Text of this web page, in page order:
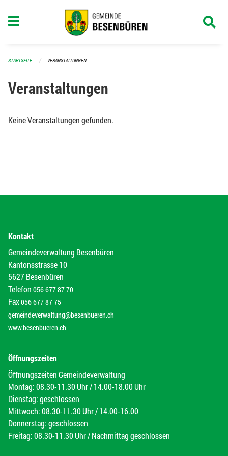
STARTSEITE VERANSTALTUNGEN
Veranstaltungen
Keine Veranstaltungen gefunden.
Kontakt
Gemeindeverwaltung Besenbüren
Kantonsstrasse 10
5627 Besenbüren
Telefon 056 677 87 70
Fax056 677 87 75
gemeindeverwaltung@besenbueren.ch
www.besenbueren.ch
Öffnungszeiten
Öffnungszeiten Gemeindeverwaltung
Montag: 08.30-11.30 Uhr / 14.00-18.00 Uhr
Dienstag: geschlossen
Mittwoch: 08.30-11.30 Uhr / 14.00-16.00
Donnerstag: geschlossen
Freitag: 08.30-11.30 Uhr / Nachmittag geschlossen